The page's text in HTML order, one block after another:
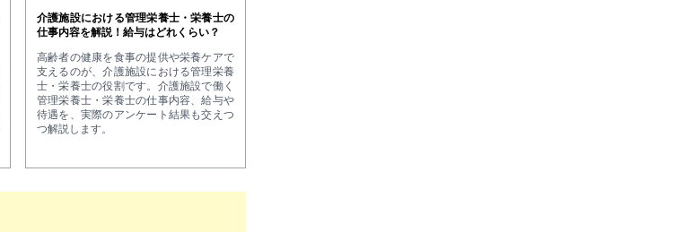
介護施設における管理栄養士・栄養士の
仕事内容を解説！給与はどれくらい？
高齢者の健康を食事の提供や栄養ケアで
支えるのが、介護施設における管理栄養
士・栄養士の役割です。介護施設で働く
管理栄養士・栄養士の仕事内容、給与や
待遇を、実際のアンケート結果も交えつ
つ解説します。